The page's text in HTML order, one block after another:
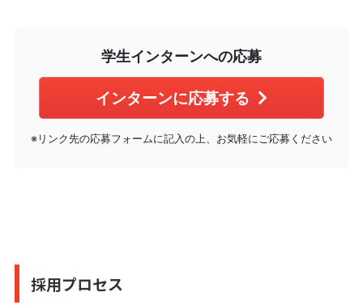
学生インターンへの応募
インターンに応募する
※リンク先の応募フォームに記入の上、お気軽にご応募ください
採用プロセス